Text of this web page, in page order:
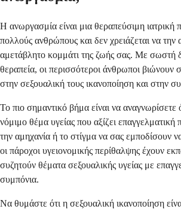
Η ανωργασμία είναι μια θεραπεύσιμη ιατρική
πολλούς ανθρώπους και δεν χρειάζεται να την
αμετάβλητο κομμάτι της ζωής σας. Με σωστή
θεραπεία, οι περισσότεροι άνθρωποι βιώνουν
στην σεξουαλική τους ικανοποίηση και στην
Το πιο σημαντικό βήμα είναι να αναγνωρίσετε
νόμιμο θέμα υγείας που αξίζει
την αμηχανία ή το στίγμα να σας εμποδίσουν
οι πάροχοι υγειονομικής περίθαλψης έχουν
συζητούν θέματα σεξουαλικής υγείας με
συμπόνια.
Να θυμάστε ότι η σεξουαλική ικανοποίηση